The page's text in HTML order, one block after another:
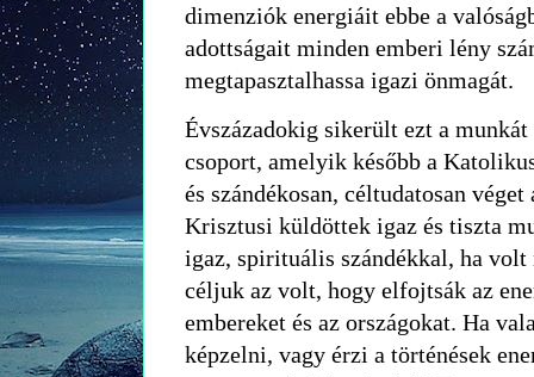
dimenziók energiáit ebbe a
adottságait minden emberi lény
megtapasztalhassa igazi önmagát.
Évszázadokig sikerült ezt a
csoport, amelyik később a
és szándékosan, céltudatosan
Krisztusi küldöttek igaz és tiszta
igaz, spirituális szándékkal, ha
céljuk az volt, hogy elfojtsák az
embereket és az országokat. Ha
képzelni, vagy érzi a történések